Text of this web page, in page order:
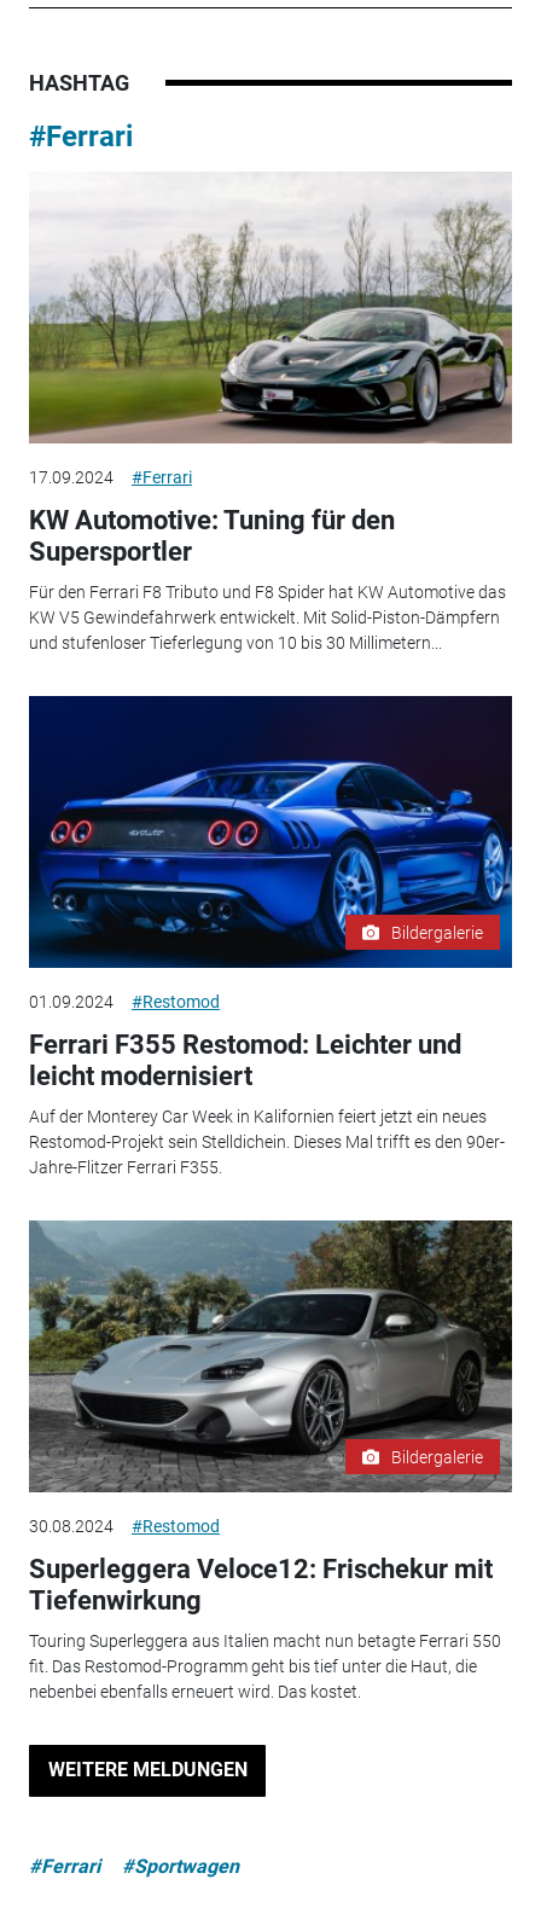
HASHTAG
#Ferrari
17.09.2024 #Ferrari
KW Automotive: Tuning für den
Supersportler
Für den Ferrari F8 Tributo und F8 Spider hat KW Automotive das
KW V5 Gewindefahrwerk entwickelt. Mit Solid-Piston-Dämpfern
und stufenloser Tieferlegung von 10 bis 30 Millimetern...
Bildergalerie
01.09.2024 #Restomod
Ferrari F355 Restomod: Leichter und
leicht modernisiert
Auf der Monterey Car Week in Kalifornien feiert jetzt ein neues
Restomod-Projekt sein Stelldichein. Dieses Mal trifft es den 90er-
Jahre-Flitzer Ferrari F355.
Bildergalerie
30.08.2024 #Restomod
Superleggera Veloce12: Frischekur mit
Tiefenwirkung
Touring Superleggera aus Italien macht nun betagte Ferrari 550
fit. Das Restomod-Programm geht bis tief unter die Haut, die
nebenbei ebenfalls erneuert wird. Das kostet.
WEITERE MELDUNGEN
#Ferrari #Sportwagen